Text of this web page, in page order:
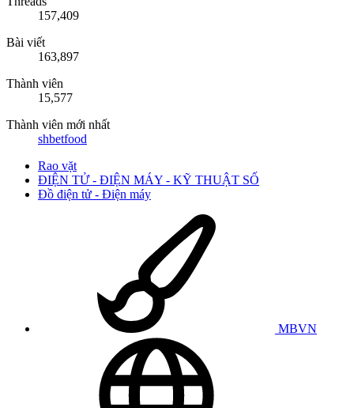
157,409
Bài viết
163,897
Thành viên
15,577
Thành viên mới nhất
shbetfood
Rao vặt
ĐIỆN TỬ - ĐIỆN MÁY - KỸ THUẬT SỐ
Đồ điện tử - Điện máy
MBVN